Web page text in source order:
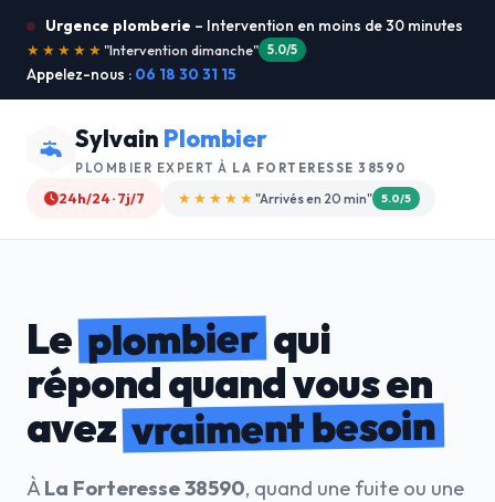
Urgence plomberie – Intervention en moins de 30 minutes
★★★★★"Je recommande !" 4.9/5
Appelez-nous : 06 18 30 31 15
Sylvain Plombier
PLOMBIER EXPERT À LA FORTERESSE 38590
24h/24 · 7j/7 ★★★★☆ "Devis gratuit" 4.8/5
Leplombierqui
répond quand vous en
avezvraiment besoin
ÀLa Forteresse 38590, quand une fuite ou une